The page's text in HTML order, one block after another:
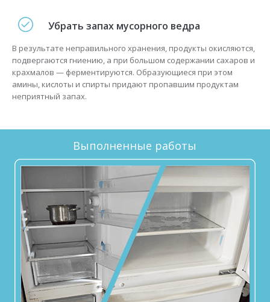
Убрать запах мусорного ведра
В результате неправильного хранения, продукты окисляются,
подвергаются гниению, а при большом содержании сахаров и
крахмалов — ферментируются. Образующиеся при этом
амины, кислоты и спирты придают пропавшим продуктам
неприятный запах.
Выполненные работы